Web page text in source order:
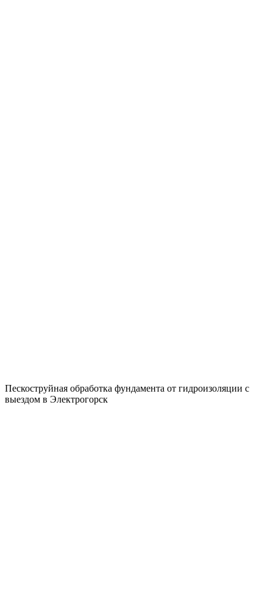
Пескоструйная обработка фундамента от гидроизоляции с
выездом в Электрогорск